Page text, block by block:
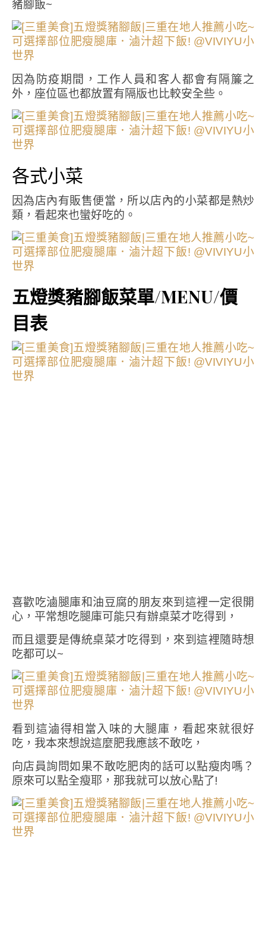
豬腳飯~
因為防疫期間，工作人員和客人都會有隔簾之
外，座位區也都放置有隔版也比較安全些。
各式小菜
因為店內有販售便當，所以店內的小菜都是熱炒
類，看起來也蠻好吃的。
五燈獎豬腳飯菜單/MENU/價
目表
喜歡吃滷腿庫和油豆腐的朋友來到這裡一定很開
心，平常想吃腿庫可能只有辦桌菜才吃得到，
而且還要是傳統桌菜才吃得到，來到這裡隨時想
吃都可以~
看到這滷得相當入味的大腿庫，看起來就很好
吃，我本來想說這麼肥我應該不敢吃，
向店員詢問如果不敢吃肥肉的話可以點瘦肉嗎？
原來可以點全瘦耶，那我就可以放心點了!